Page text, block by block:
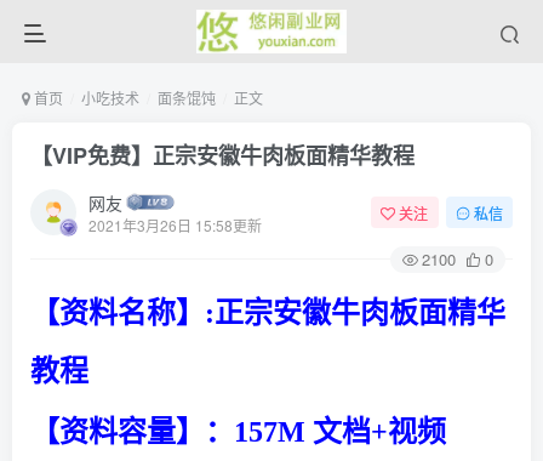
首页 小吃技术 面条馄饨 正文
【VIP免费】正宗安徽牛肉板面精华教程
网友
2021年3月26日 15:58更新
关注 私信
2100 0
【资料名称】:正宗安徽牛肉板面精华
教程
【资料容量】：157M 文档+视频